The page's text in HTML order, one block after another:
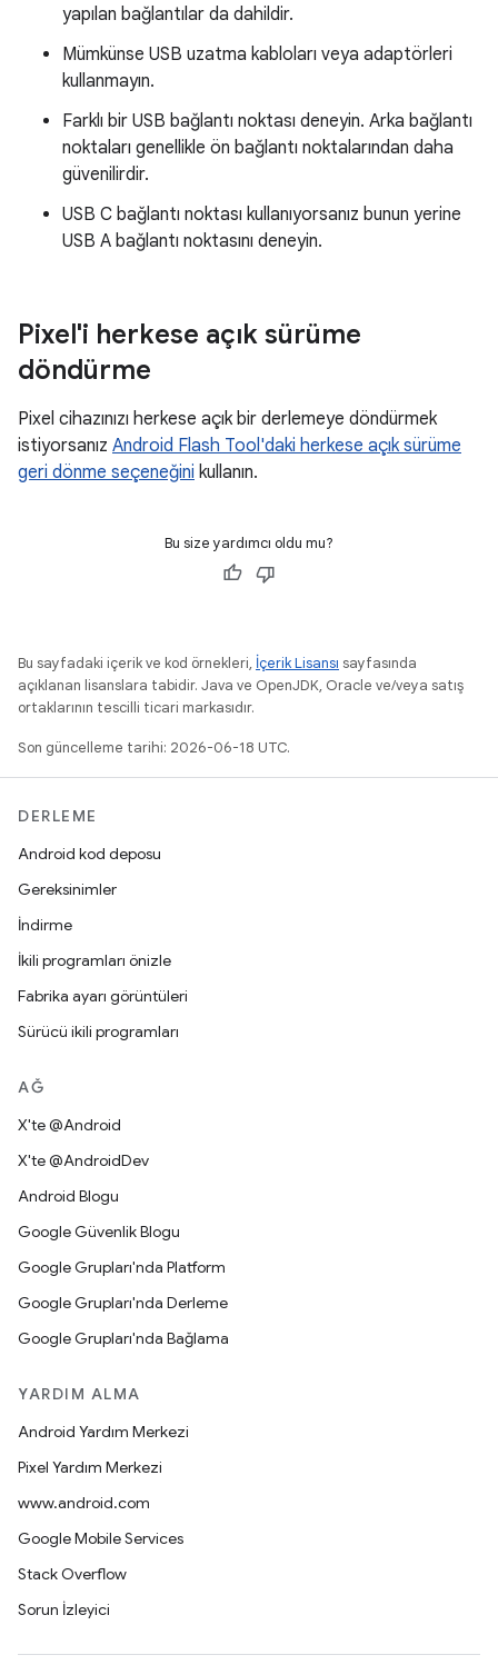
yapılan bağlantılar da dahildir.
Mümkünse USB uzatma kabloları veya adaptörleri
kullanmayın.
Farklı bir USB bağlantı noktası deneyin. Arka bağlantı
noktaları genellikle ön bağlantı noktalarından daha
güvenilirdir.
USB C bağlantı noktası kullanıyorsanız bunun yerine
USB A bağlantı noktasını deneyin.
Pixel'i herkese açık sürüme
döndürme
Pixel cihazınızı herkese açık bir derlemeye döndürmek
istiyorsanız Android Flash Tool'daki herkese açık sürüme
geri dönme seçeneğini kullanın.
Bu size yardımcı oldu mu?
Bu sayfadaki içerik ve kod örnekleri, İçerik Lisansı sayfasında
açıklanan lisanslara tabidir. Java ve OpenJDK, Oracle ve/veya satış
ortaklarının tescilli ticari markasıdır.
Son güncelleme tarihi: 2026-06-18 UTC.
DERLEME
Android kod deposu
Gereksinimler
İndirme
İkili programları önizle
Fabrika ayarı görüntüleri
Sürücü ikili programları
AĞ
X'te @Android
X'te @AndroidDev
Android Blogu
Google Güvenlik Blogu
Google Grupları'nda Platform
Google Grupları'nda Derleme
Google Grupları'nda Bağlama
YARDIM ALMA
Android Yardım Merkezi
Pixel Yardım Merkezi
www.android.com
Google Mobile Services
Stack Overflow
Sorun İzleyici